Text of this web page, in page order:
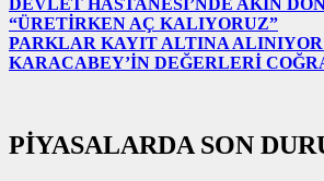
DEVLET HASTANESİ’NDE AKIN
“ÜRETİRKEN AÇ KALIYORUZ”
PARKLAR KAYIT ALTINA
KARACABEY’İN DEĞERLERİ
PİYASALARDA SON